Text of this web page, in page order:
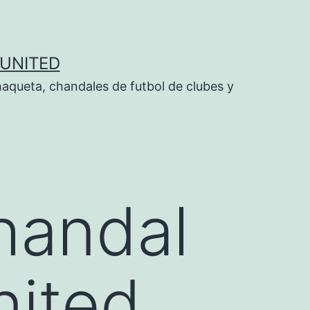
chandales de futbol de clubes y